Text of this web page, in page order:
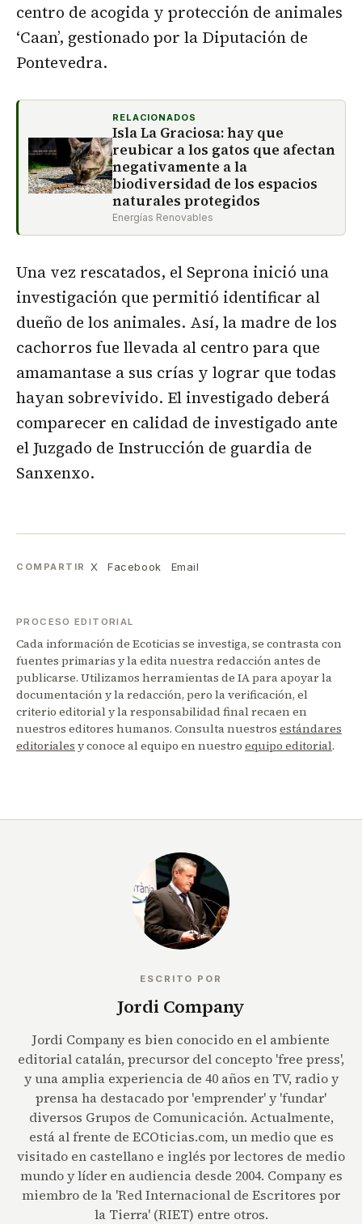
centro de acogida y protección de animales
‘Caan’, gestionado por la Diputación de
Pontevedra.
RELACIONADOS
Isla La Graciosa: hay que
reubicar a los gatos que afectan
negativamente a la
biodiversidad de los espacios
naturales protegidos
Energías Renovables
Una vez rescatados, el Seprona inició una
investigación que permitió identificar al
dueño de los animales. Así, la madre de los
cachorros fue llevada al centro para que
amamantase a sus crías y lograr que todas
hayan sobrevivido. El investigado deberá
comparecer en calidad de investigado ante
el Juzgado de Instrucción de guardia de
Sanxenxo.
COMPARTIR X Facebook Email
PROCESO EDITORIAL
Cada información de Ecoticias se investiga, se contrasta con
fuentes primarias y la edita nuestra redacción antes de
publicarse. Utilizamos herramientas de IA para apoyar la
documentación y la redacción, pero la verificación, el
criterio editorial y la responsabilidad final recaen en
nuestros editores humanos. Consulta nuestros estándares
editoriales y conoce al equipo en nuestro equipo editorial.
ESCRITO POR
Jordi Company
Jordi Company es bien conocido en el ambiente
editorial catalán, precursor del concepto 'free press',
y una amplia experiencia de 40 años en TV, radio y
prensa ha destacado por 'emprender' y 'fundar'
diversos Grupos de Comunicación. Actualmente,
está al frente de ECOticias.com, un medio que es
visitado en castellano e inglés por lectores de medio
mundo y líder en audiencia desde 2004. Company es
miembro de la 'Red Internacional de Escritores por
la Tierra' (RIET) entre otros.